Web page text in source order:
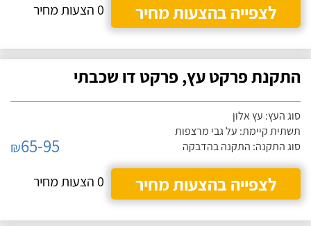
לצפייה בהצעות מחיר
0 הצעות מחיר
התקנת פרקט עץ, פרקט דו שכבתי
סוג העץ: עץ אלון
תשתית קיימת: על גבי מרצפות
סוג התקנה: התקנה בהדבקה
₪65-95
לצפייה בהצעות מחיר
0 הצעות מחיר